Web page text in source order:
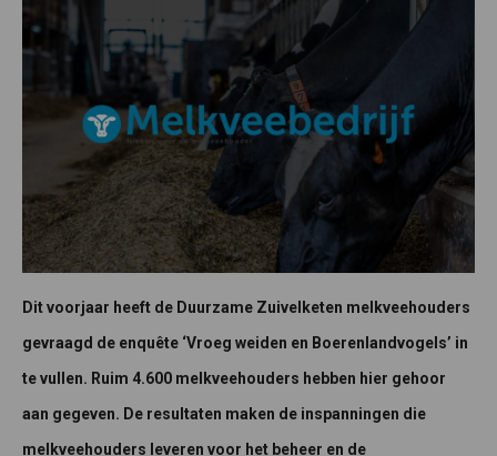
Ditvoorjaar heeft de Duurzame Zuivelketen melkveehouders
gevraagd de enquête ‘Vroeg weiden en Boerenlandvogels’ in
te vullen. Ruim 4.600 melkveehouders hebben hier gehoor
aan gegeven. De resultaten maken de inspanningen die
melkveehouders leveren voor het beheer en de